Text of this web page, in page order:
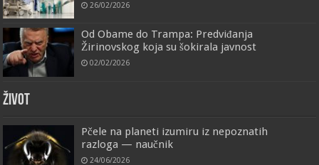
26/02/2026
Od Obame do Trampa: Predviđanja
Žirinovskog koja su šokirala javnost
02/02/2026
ŽIVOT
Pčele na planeti izumiru iz nepoznatih
razloga — naučnik
24/06/2026